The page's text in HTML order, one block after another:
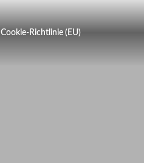
Cookie-Richtlinie (EU)